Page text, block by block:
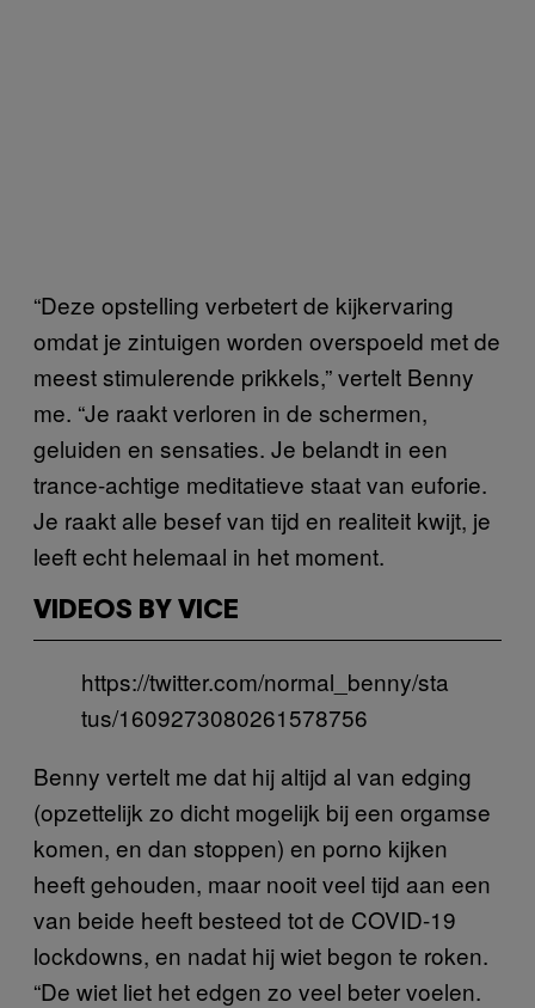
“Deze opstelling verbetert de kijkervaring
omdat je zintuigen worden overspoeld met de
meest stimulerende prikkels,” vertelt Benny
me. “Je raakt verloren in de schermen,
geluiden en sensaties. Je belandt in een
trance-achtige meditatieve staat van euforie.
Je raakt alle besef van tijd en realiteit kwijt, je
leeft echt helemaal in het moment.
VIDEOS BY VICE
https://twitter.com/normal_benny/sta
tus/1609273080261578756
Benny vertelt me dat hij altijd al van edging
(opzettelijk zo dicht mogelijk bij een orgamse
komen, en dan stoppen) en porno kijken
heeft gehouden, maar nooit veel tijd aan een
van beide heeft besteed tot de COVID-19
lockdowns, en nadat hij wiet begon te roken.
“De wiet liet het edgen zo veel beter voelen.